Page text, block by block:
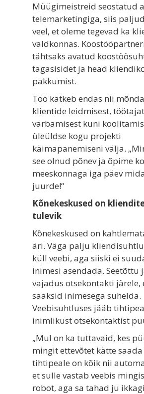
Müügimeistreid seostatud
telemarketingiga, siis
veel, et oleme tegevad ka
valdkonnas.
tähtsaks avatud
tagasisidet ja head
pakkumist.
Töö kätkeb endas nii
klientide leidmisest,
värbamisest kuni
üleüldse kogu projekti
käimapanemiseni välja.
see olnud põnev ja õpime
meeskonnaga iga päev
juurde!“
Kõnekeskused on
tulevik
Kõnekeskused on
äri. Väga palju
küll veebi, aga siiski ei
inimesi asendada. Seetõttu
vajadus otsekontakti järele,
saaksid inimesega suhelda.
Veebisuhtluses jääb
inimlikust otsekontaktist
„Mul on ka tuttavaid, kes
mingit ettevõtet kätte saada
tihtipeale on kõik nii
et sulle vastab veebis
robot, aga sa tahad ju